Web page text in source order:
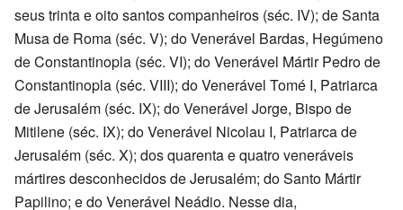
seus trinta e oito santos companheiros (séc. IV); de Santa
Musa de Roma (séc. V); do Venerável Bardas, Hegúmeno
de Constantinopla (séc. VI); do Venerável Mártir Pedro de
Constantinopla (séc. VIII); do Venerável Tomé I, Patriarca
de Jerusalém (séc. IX); do Venerável Jorge, Bispo de
Mitilene (séc. IX); do Venerável Nicolau I, Patriarca de
Jerusalém (séc. X); dos quarenta e quatro veneráveis
mártires desconhecidos de Jerusalém; do Santo Mártir
Papilino; e do Venerável Neádio. Nesse dia,